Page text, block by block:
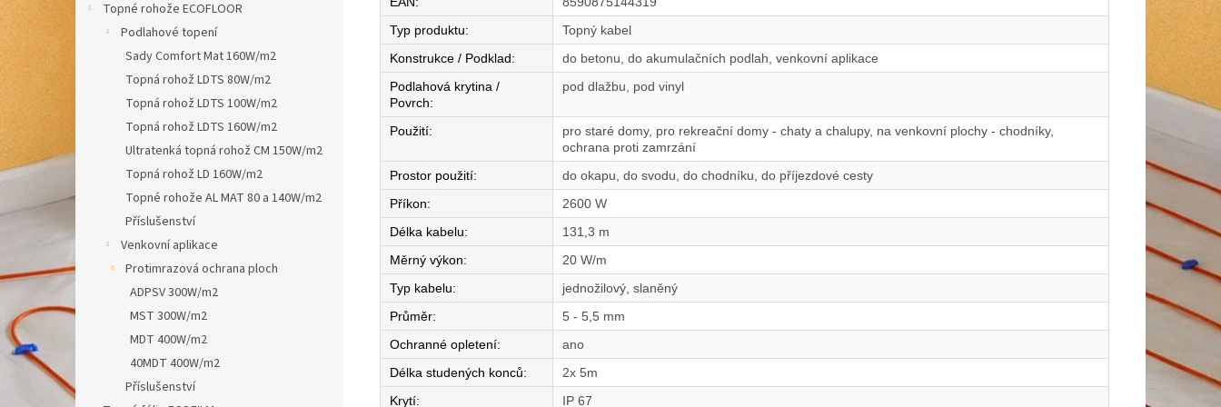
Topné rohože ECOFLOOR
Podlahové topení
Sady Comfort Mat 160W/m2
Topná rohož LDTS 80W/m2
Topná rohož LDTS 100W/m2
Topná rohož LDTS 160W/m2
Ultratenká topná rohož CM 150W/m2
Topná rohož LD 160W/m2
Topné rohože AL MAT 80 a 140W/m2
Příslušenství
Venkovní aplikace
Protimrazová ochrana ploch
ADPSV 300W/m2
MST 300W/m2
MDT 400W/m2
40MDT 400W/m2
Příslušenství
Typ produktu:
Topný kabel
Konstrukce / Podklad:
do betonu, do akumulačních podlah, venkovní aplikace
Podlahová krytina /
Povrch:
pod dlažbu, pod vinyl
Použití:
pro staré domy, pro rekreační domy - chaty a chalupy, na venkovní plochy - chodníky,
ochrana proti zamrzání
Prostor použití:
do okapu, do svodu, do chodníku, do příjezdové cesty
Příkon:
2600 W
Délka kabelu:
131,3 m
Měrný výkon:
20 W/m
Typ kabelu:
jednožilový, slaněný
Průměr:
5 - 5,5 mm
Ochranné opletení:
ano
Délka studených konců:
2x 5m
Krytí: IP 67